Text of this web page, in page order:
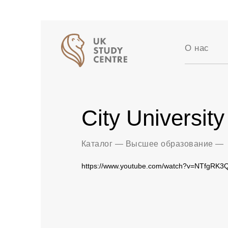
О нас
Вакансии
Блог
City
Каталог — Высшее образование —
https://www.youtube.com/